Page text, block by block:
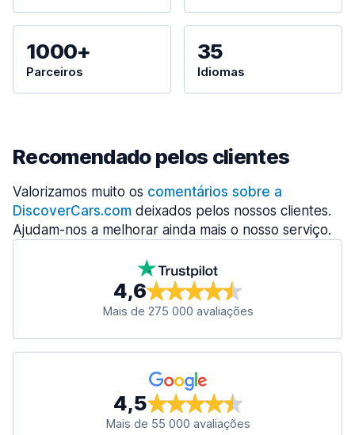
1000+
Parceiros
35
Idiomas
Recomendado pelos clientes
Valorizamos muito os comentários sobre a
DiscoverCars.com deixados pelos nossos clientes.
Ajudam-nos a melhorar ainda mais o nosso serviço.
4,6
Mais de 275 000 avaliações
4,5
Mais de 55 000 avaliações